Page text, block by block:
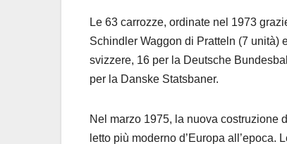
Le 63 carrozze, ordinate nel 1973
Schindler Waggon di Pratteln (7 unità)
svizzere, 16 per la Deutsche
per la Danske Statsbaner.
Nel marzo 1975, la nuova costruzione
letto più moderno d’Europa